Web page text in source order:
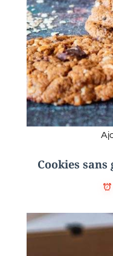
Cookies